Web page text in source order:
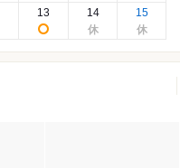
13 14 15